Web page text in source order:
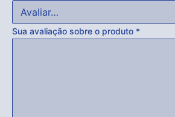
Sua avaliação sobre o produto *